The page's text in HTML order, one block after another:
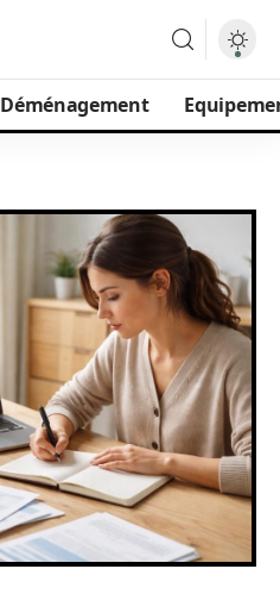
Déménagement